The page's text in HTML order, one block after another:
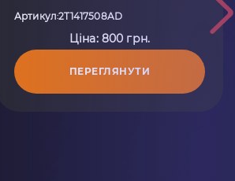
(2002-до тепер) 2T1417508AD
Артикул:2T1417508AD
Ціна: 800 грн.
ПЕРЕГЛЯНУТИ